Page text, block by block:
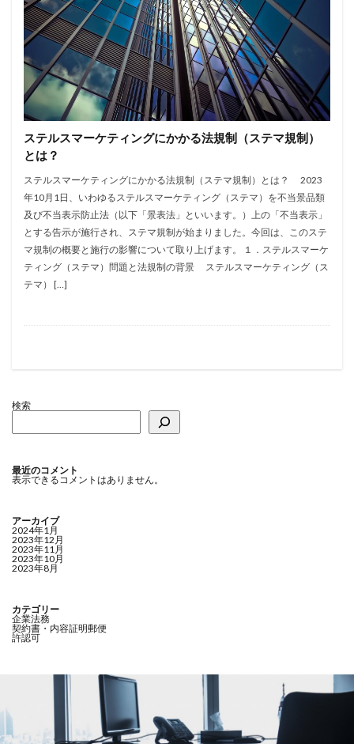
ステルスマーケティングにかかる法規制（ステマ規制）
とは？
ステルスマーケティングにかかる法規制（ステマ規制）とは？ 2023
年10月1日、いわゆるステルスマーケティング（ステマ）を不当景品類
及び不当表示防止法（以下「景表法」といいます。）上の「不当表示」
とする告示が施行され、ステマ規制が始まりました。今回は、このステ
マ規制の概要と施行の影響について取り上げます。 １．ステルスマーケ
ティング（ステマ）問題と法規制の背景 ステルスマーケティング（ス
テマ） […]
検索
最近のコメント
表示できるコメントはありません。
アーカイブ
2024年1月
2023年12月
2023年11月
2023年10月
2023年8月
カテゴリー
企業法務
契約書・内容証明郵便
許認可